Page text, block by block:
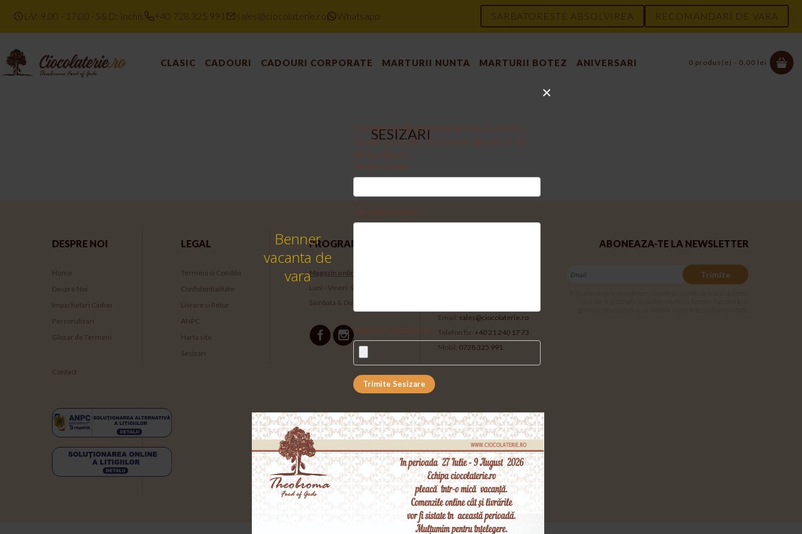
Benner
vacanta de
vara
Completează formularul de mai jos pentru a
trimite o sesizare. Termen de răspuns: 5-10
zile lucrătoare.
Număr comandă:
Descriere sesizare:
Atașament (poză/video):
Trimite Sesizare
×
L-V: 9.00 - 17.00 · S&D: Inchis +40 728 325 991 sales@ciocolaterie.ro Whatsapp SARBATORESTE ABSOLVIREA RECOMANDARI DE VARA
CLASIC CADOURI CADOURI CORPORATE MARTURII NUNTA MARTURII BOTEZ ANIVERSARI 0 produs(e) - 0,00 lei
SESIZARI
DESPRE NOI
Home
Despre Noi
Impachetari Cadou
Personalizari
Glosar de Termeni
LEGAL
Termeni si Conditii
Confidentialitate
Livrare si Retur
ANPC
Harta site
Sesizari
PROGRAM DE LUCRU
Magazin online
Luni - Vineri: 9.00 -17.00
Sambata & Duminica: Inchis
Email: sales@ciocolaterie.ro
Telefon fix: +40 21 240 17 73
Mobil: 0728 325 991
ABONEAZA-TE LA NEWSLETTER
Trimite
Contact